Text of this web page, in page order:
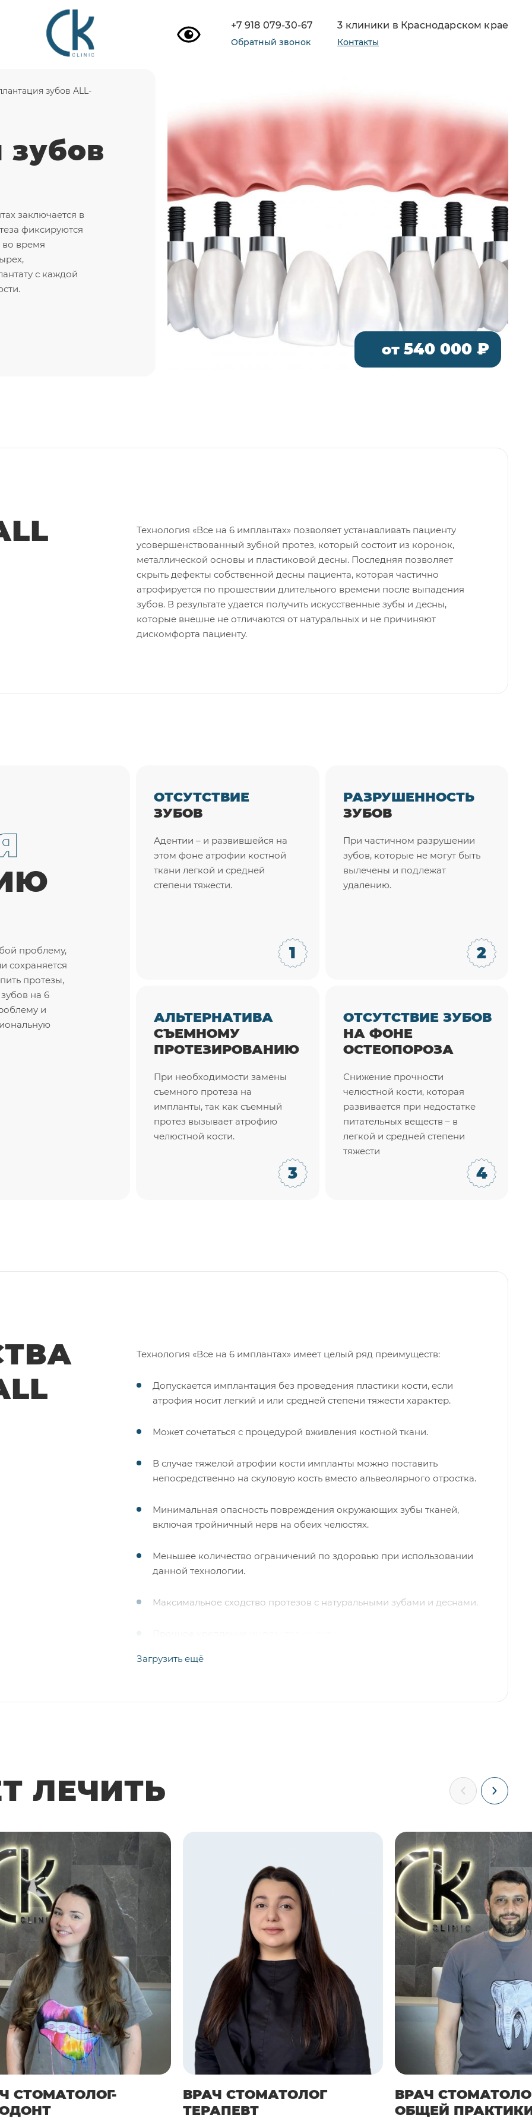
+7 918 079-30-67
Обратный звонок
3 клиники в Краснодарском крае
Контакты
зубов ALL-
заключается в
фиксируются
во время
с каждой
от 540 000 ₽
Технология «Все на 6 имплантах» позволяет устанавливать пациенту
усовершенствованный зубной протез, который состоит из коронок,
металлической основы и пластиковой десны. Последняя позволяет
скрыть дефекты собственной десны пациента, которая частично
атрофируется по прошествии длительного времени после выпадения
зубов. В результате удается получить искусственные зубы и десны,
которые внешне не отличаются от натуральных и не причиняют
дискомфорта пациенту.
проблему,
сохраняется
протезы,
на 6
и
ОТСУТСТВИЕ
ЗУБОВ
Адентии – и развившейся на
этом фоне атрофии костной
ткани легкой и средней
степени тяжести.
РАЗРУШЕННОСТЬ
ЗУБОВ
При частичном разрушении
зубов, которые не могут быть
вылечены и подлежат
удалению.
АЛЬТЕРНАТИВА
СЪЕМНОМУ
ПРОТЕЗИРОВАНИЮ
При необходимости замены
съемного протеза на
импланты, так как съемный
протез вызывает атрофию
челюстной кости.
ОТСУТСТВИЕ ЗУБОВ
НА ФОНЕ
ОСТЕОПОРОЗА
Снижение прочности
челюстной кости, которая
развивается при недостатке
питательных веществ – в
легкой и средней степени
тяжести
Технология «Все на 6 имплантах» имеет целый ряд преимуществ:
Допускается имплантация без проведения пластики кости, если
атрофия носит легкий и или средней степени тяжести характер.
Может сочетаться с процедурой вживления костной ткани.
В случае тяжелой атрофии кости импланты можно поставить
непосредственно на скуловую кость вместо альвеолярного отростка.
Минимальная опасность повреждения окружающих зубы тканей,
включая тройничный нерв на обеих челюстях.
Меньшее количество ограничений по здоровью при использовании
данной технологии.
Максимальное сходство протезов с натуральными зубами и деснами.
работе зубного аппарата.
имплантами и протезами.
обследования до выписки, – не более трех дней.
Пожизненная гарантия на импланты от проверенных
производителей, протезы при этом могут служить до 15 лет и без
проблем заменяются на новые.
Доступность – установка искусственных корней по технологии «Все на
6 имплантах» значительно дешевле, чем протезирование каждого
зуба в отдельности.
Недостатков же у данной технологии практически нет. Она подходит
пациентам с полным отсутствием зубов, в частности, при ношении до
операции съемного протеза или при генерализованном пародонтите,
когда зубы сохранить нельзя. Передовая методика «Все на 6 имплантах»
позволяет полноценно восстановить зубы и забыть о неудобствах,
связанных с ношением съемных конструкций.
Загрузить ещё
ЛЕЧИТЬ
СТОМАТОЛОГ-
ВРАЧ СТОМАТОЛОГ
ТЕРАПЕВТ
ВРАЧ
ОБЩЕЙ